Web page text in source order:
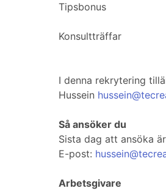
Tipsbonus
Konsultträffar
I denna rekrytering
Hussein
Så ansöker du
Sista dag att ansöka
E-post:
Arbetsgivare